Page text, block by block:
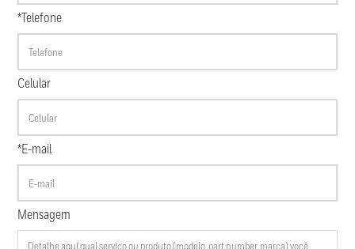
*Telefone
Celular
*E-mail
Mensagem